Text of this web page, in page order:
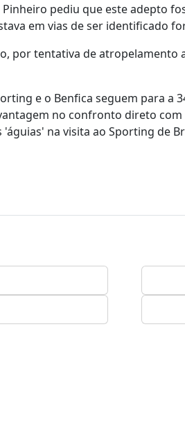
pediu que este adepto
em vias de ser identificado
por tentativa de atropelamento
e o Benfica seguem para a
no confronto direto
na visita ao Sporting de